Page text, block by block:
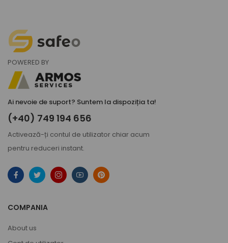
POWERED BY
Ai nevoie de suport? Suntem la dispoziția ta!
(+40) 749 194 656
Activează-ți contul de utilizator chiar acum
pentru reduceri instant.
COMPANIA
About us